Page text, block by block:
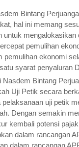
Bintang
hal ini memang
untuk
pemulihan
pemulihan ekonomi
syarat penyaluran
Nasdem Bintang
Uji Petik secara
uji petik
Dengan semakin
kembali potensi
dalam rancangan